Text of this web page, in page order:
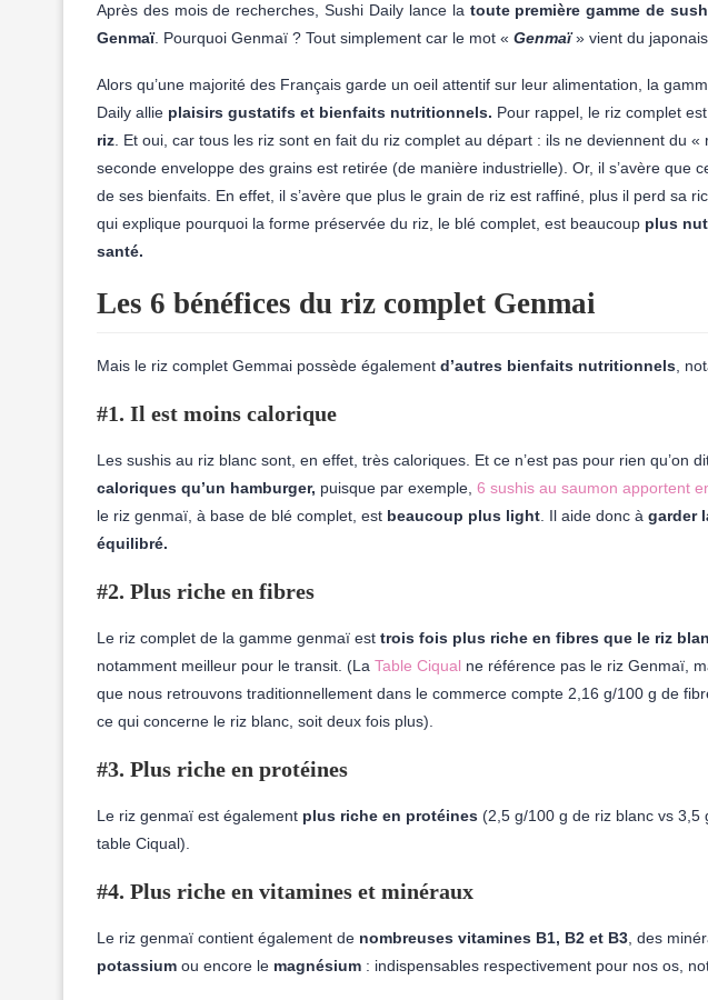
Après des mois de recherches, Sushi Daily lance la toute première gamme de
Genmaï. Pourquoi Genmaï ? Tout simplement car le mot « Genmaï» vient du
Alors qu’une majorité des Français garde un oeil attentif sur leur alimentation, la
Daily allie plaisirs gustatifs et bienfaits nutritionnels. Pour rappel, le riz complet
riz . Et oui, car tous les riz sont en fait du riz complet au départ : ils ne deviennent du
seconde enveloppe des grains est retirée (de manière industrielle). Or, il s’avère que
de ses bienfaits. En effet, il s’avère que plus le grain de riz est raffiné, plus il perd sa
qui explique pourquoi la forme préservée du riz, le blé complet, est beaucoup plus
santé.
Les 6 bénéfices du riz complet Genmai
Mais le riz complet Gemmai possède également d’autres bienfaits nutritionnels ,
#1. Il est moins calorique
Les sushis au riz blanc sont, en effet, très caloriques. Et ce n’est pas pour rien qu’on
caloriques qu’un hamburger, puisque par exemple, 6 sushis au saumon apportent
le riz genmaï, à base de blé complet, est beaucoup plus light . Il aide donc à garder
équilibré.
#2. Plus riche en fibres
Le riz complet de la gamme genmaï est trois fois plus riche en fibres que le riz
notamment meilleur pour le transit. (La Table Ciqual ne référence pas le riz Genmaï,
que nous retrouvons traditionnellement dans le commerce compte 2,16 g/100 g de
ce qui concerne le riz blanc, soit deux fois plus).
#3. Plus riche en protéines
Le riz genmaï est également plus riche en protéines (2,5 g/100 g de riz blanc vs
table Ciqual).
#4. Plus riche en vitamines et minéraux
Le riz genmaï contient également de nombreuses vitamines B1, B2 et B3 , des
potassium ou encore le magnésium : indispensables respectivement pour nos os,